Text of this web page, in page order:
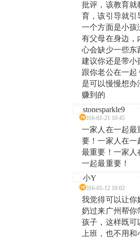
批评，该教育就
育，该引导就引
一个方面是小孩
有父母在身边，
心会缺少一些东
建议你还是带小
跟你老公在一起
是可以慢慢想办
赚到的
stonesparkle9
2016-01-21 10:45
一家人在一起最
要！一家人在一
最重要！一家人
一起最重要！
小Y
2016-01-12 10:02
我觉得可以让你
奶过来广州帮你
孩子，这样既可
上班，也不用和